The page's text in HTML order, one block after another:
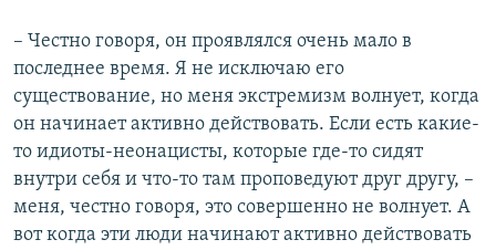
– Честно говоря, он проявлялся очень мало в
последнее время. Я не исключаю его
существование, но меня экстремизм волнует, когда
он начинает активно действовать. Если есть какие-
то идиоты-неонацисты, которые где-то сидят
внутри себя и что-то там проповедуют друг другу, –
меня, честно говоря, это совершенно не волнует. А
вот когда эти люди начинают активно действовать